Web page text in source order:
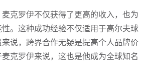
克罗伊不仅获得了更高的收入，也为
。这种成功经验不仅适用于高尔夫球
说，跨界合作无疑是提高个人品牌价
克罗伊来说，这也是他成为全球知名